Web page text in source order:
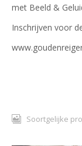
met Beeld &
Inschrijven voor
Soortgelijke